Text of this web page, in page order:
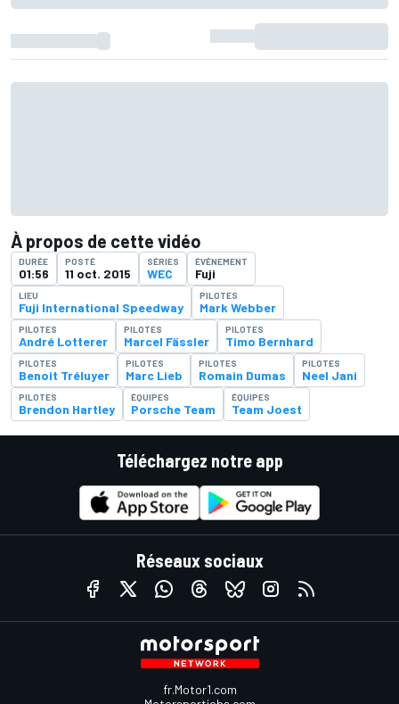
À propos de cette vidéo
DURÉE
01:56
POSTÉ
11 oct. 2015
SÉRIES
WEC
ÉVÉNEMENT
Fuji
LIEU
Fuji International Speedway
PILOTES
Mark Webber
PILOTES
André Lotterer
PILOTES
Marcel Fässler
PILOTES
Timo Bernhard
PILOTES
Benoit Tréluyer
PILOTES
Marc Lieb
PILOTES
Romain Dumas
PILOTES
Neel Jani
PILOTES
Brendon Hartley
ÉQUIPES
Porsche Team
ÉQUIPES
Team Joest
Téléchargez notre app
Réseaux sociaux
fr.Motor1.com